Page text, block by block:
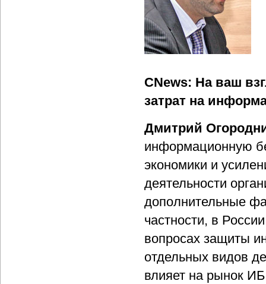
CNews: На ваш
затрат на
Дмитрий
информационную
экономики и
деятельности
дополнительные
частности, в
вопросах защиты
отдельных видов
влияет на рынок